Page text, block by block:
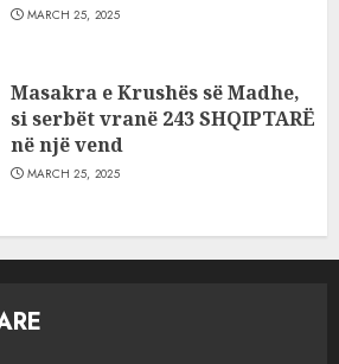
MARCH 25, 2025
Masakra e Krushës së Madhe,
si serbët vranë 243 SHQIPTARË
në një vend
MARCH 25, 2025